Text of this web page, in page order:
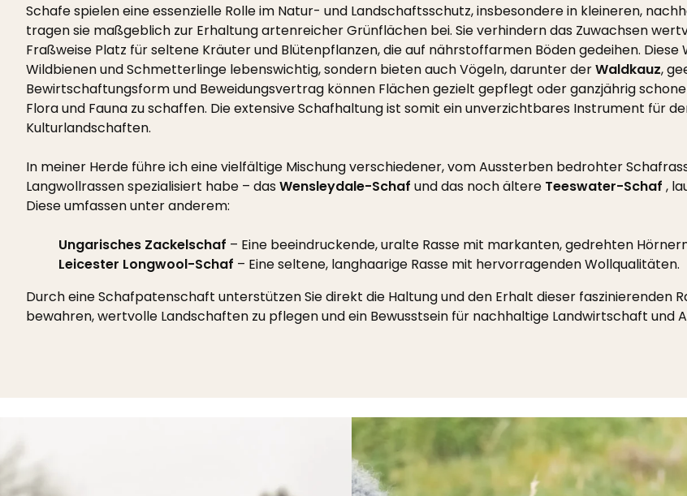
Schafe spielen eine essenzielle Rolle im Natur- und Landschaftsschutz, insbesondere in kleineren,
tragen sie maßgeblich zur Erhaltung artenreicher Grünflächen bei. Sie verhindern das Zuwachsen
Fraßweise Platz für seltene Kräuter und Blütenpflanzen, die auf nährstoffarmen Böden gedeihen.
Wildbienen und Schmetterlinge lebenswichtig, sondern bieten auch Vögeln, darunter derWaldkauz,
Bewirtschaftungsform und Beweidungsvertrag können Flächen gezielt gepflegt oder ganzjährig
Flora und Fauna zu schaffen. Die extensive Schafhaltung ist somit ein unverzichtbares Instrument für
Kulturlandschaften.
In meiner Herde führe ich eine vielfältige Mischung verschiedener, vom Aussterben bedrohter
Langwollrassen spezialisiert habe – dasWensleydale-Schaf und das noch ältere Teeswater-Schaf ,
Diese umfassen unter anderem:
Ungarisches Zackelschaf – Eine beeindruckende, uralte Rasse mit markanten, gedrehten
Leicester Longwool-Schaf – Eine seltene, langhaarige Rasse mit hervorragenden Wollqualitäten.
Durch eine Schafpatenschaft unterstützen Sie direkt die Haltung und den Erhalt dieser faszinierenden
bewahren, wertvolle Landschaften zu pflegen und ein Bewusstsein für nachhaltige Landwirtschaft und